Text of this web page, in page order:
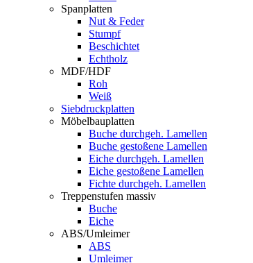
Spanplatten
Nut & Feder
Stumpf
Beschichtet
Echtholz
MDF/HDF
Roh
Weiß
Siebdruckplatten
Möbelbauplatten
Buche durchgeh. Lamellen
Buche gestoßene Lamellen
Eiche durchgeh. Lamellen
Eiche gestoßene Lamellen
Fichte durchgeh. Lamellen
Treppenstufen massiv
Buche
Eiche
ABS/Umleimer
ABS
Umleimer